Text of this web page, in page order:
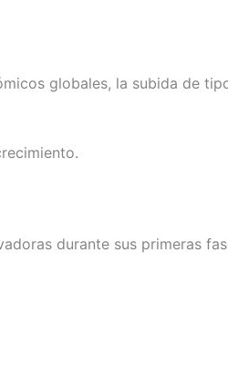
globales, la subida de
durante sus primeras